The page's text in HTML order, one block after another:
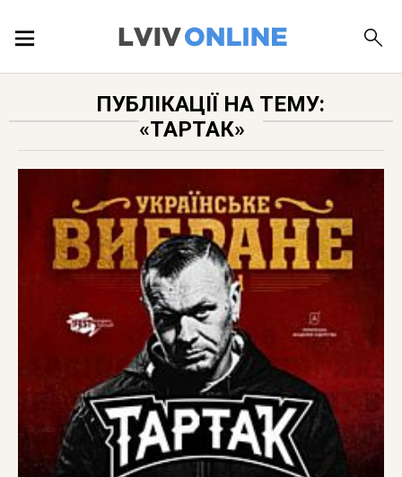
ПУБЛІКАЦІЇ
ДОВІДКА
ПУБЛІКАЦІЇ НА ТЕМУ:
«ТАРТАК»